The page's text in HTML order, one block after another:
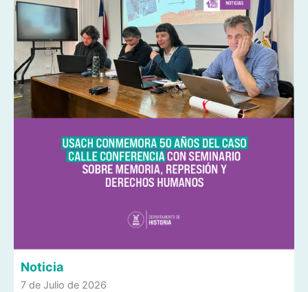
Noticia
7 de Julio de 2026